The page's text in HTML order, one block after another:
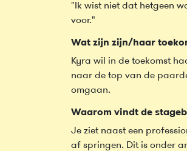
"Ik wist niet dat hetgeen
voor."
Wat zijn zijn/haar
Kyra wil in de toekomst
naar de top van de
omgaan.
Waarom vindt de
Je ziet naast een
af springen. Dit is onder